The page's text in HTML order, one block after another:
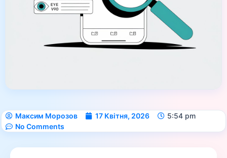
Максим Морозов 17 Квітня, 2026
5:54 pm
No Comments